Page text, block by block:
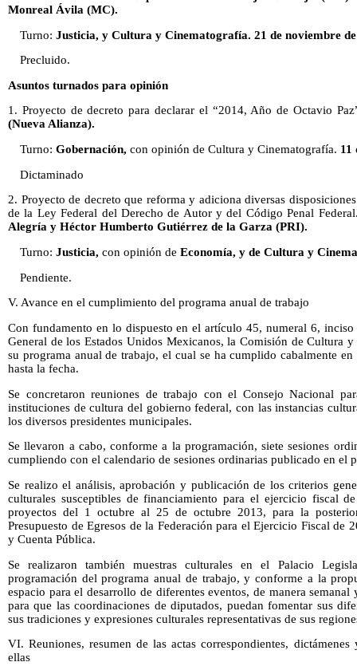
Monreal Ávila (MC).
Turno: Justicia, y Cultura y Cinematografía. 21 de noviembre
Precluido.
Asuntos turnados para opinión
1. Proyecto de decreto para declarar el “2014, Año de Octavio
(Nueva Alianza).
Turno: Gobernación, con opinión de Cultura y Cinematografía. 11
Dictaminado
2. Proyecto de decreto que reforma y adiciona diversas
de la Ley Federal del Derecho de Autor y del Código Penal
Alegría y Héctor Humberto Gutiérrez de la Garza (PRI).
Turno: Justicia, con opinión de Economía, y de Cultura y
Pendiente.
V. Avance en el cumplimiento del programa anual de trabajo
Con fundamento en lo dispuesto en el artículo 45, numeral 6,
General de los Estados Unidos Mexicanos, la Comisión de Cultura
su programa anual de trabajo, el cual se ha cumplido cabalmente
hasta la fecha.
Se concretaron reuniones de trabajo con el Consejo Nacional
instituciones de cultura del gobierno federal, con las instancias
los diversos presidentes municipales.
Se llevaron a cabo, conforme a la programación, siete sesiones
cumpliendo con el calendario de sesiones ordinarias publicado en el
Se realizo el análisis, aprobación y publicación de los criterios
culturales susceptibles de financiamiento para el ejercicio fiscal
proyectos del 1 octubre al 25 de octubre 2013, para la
Presupuesto de Egresos de la Federación para el Ejercicio Fiscal de
y Cuenta Pública.
Se realizaron también muestras culturales en el Palacio
programación del programa anual de trabajo, y conforme a la
espacio para el desarrollo de diferentes eventos, de manera
para que las coordinaciones de diputados, puedan fomentar sus
sus tradiciones y expresiones culturales representativas de sus
VI. Reuniones, resumen de las actas correspondientes,
ellas